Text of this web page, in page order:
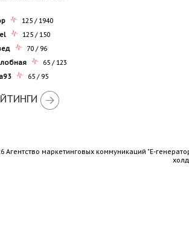
125 / 1940
125 / 150
70 / 96
65 / 123
65 / 95
Агентство маркетинговых коммуникаций "Е-